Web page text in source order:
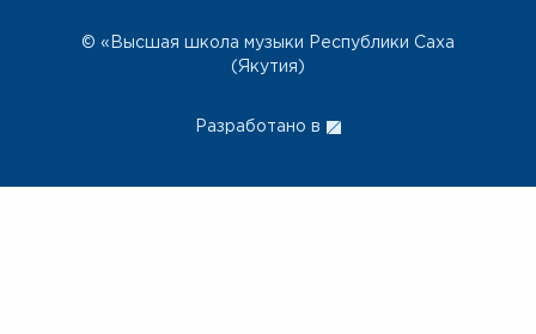
© «Высшая школа музыки Республики Саха
(Якутия)
Разработано в